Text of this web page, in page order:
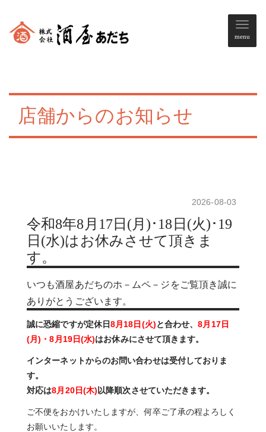
メ
ニ
menu
店舗からのお知らせ
2026-08-03
令和8年8月17日(月)･18日(火)･19
日(水)はお休みさせて頂きま
す。
いつも酒屋あだちのホ－ムペ－ジをご覧頂き誠に
ありがとうございます。
誠に恐縮ですが定休日8月18日(火)と合わせ、8月17日
(月)・8月19日(水)はお休みにさせて頂きます。
インターネットからのお問い合わせは受付しておりま
す。
対応は8月20日(木) 以降順次させていただきます。
ご不便をおかけいたしますが、何卒ご了承の程よろしく
お願いいたします。